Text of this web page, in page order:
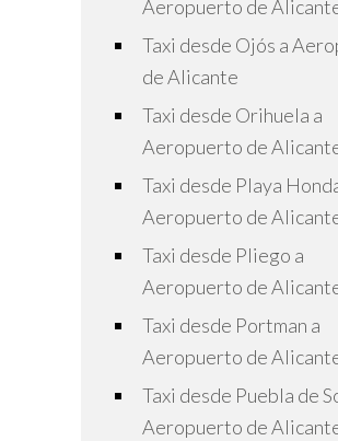
Aeropuerto de
Taxi desde Ojós a
de Alicante
Taxi desde Orihuela a
Aeropuerto de
Taxi desde Playa
Aeropuerto de
Taxi desde Pliego a
Aeropuerto de
Taxi desde Portman a
Aeropuerto de
Taxi desde Puebla de
Aeropuerto de